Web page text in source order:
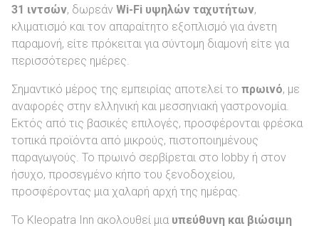
31 ιντσών, δωρεάν Wi-Fi υψηλών ταχυτήτων,
κλιματισμό και τον απαραίτητο εξοπλισμό για άνετη
παραμονή, είτε πρόκειται για σύντομη διαμονή είτε για
περισσότερες ημέρες.
Σημαντικό μέρος της εμπειρίας αποτελεί το πρωινό, με
αναφορές στην ελληνική και μεσσηνιακή γαστρονομία.
Εκτός από τις βασικές επιλογές, προσφέρονται φρέσκα
τοπικά προϊόντα από μικρούς, πιστοποιημένους
παραγωγούς. Το πρωινό σερβίρεται στο lobby ή στον
ήσυχο, προσεγμένο κήπο του ξενοδοχείου,
προσφέροντας μια χαλαρή αρχή της ημέρας.
Το Kleopatra Inn ακολουθεί μια υπεύθυνη και βιώσιμη